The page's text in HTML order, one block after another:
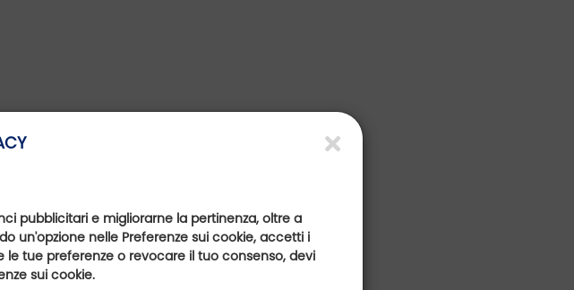
pubblicitari e migliorarne la pertinenza, oltre a
un'opzione nelle Preferenze sui cookie, accetti i
le tue preferenze o revocare il tuo consenso, devi
sui cookie.